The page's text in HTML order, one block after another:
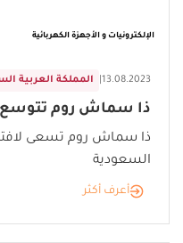
الإلكترونيات و الأجهزة الكهربائية
المملكة العربية 13.08.2023
ذا سماش روم تتوسع
ذا سماش روم تسعى
السعودية
أعرف أكثر